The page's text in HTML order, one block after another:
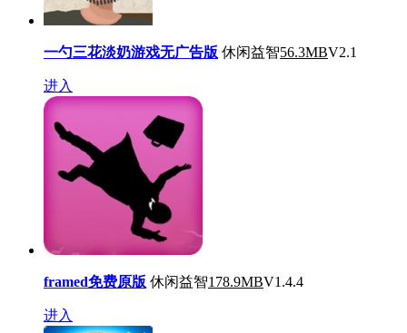
一勺三花淡奶游戏无广告版 休闲益智56.3MBV2.1
进入
framed免费原版 休闲益智178.9MBV1.4.4
进入